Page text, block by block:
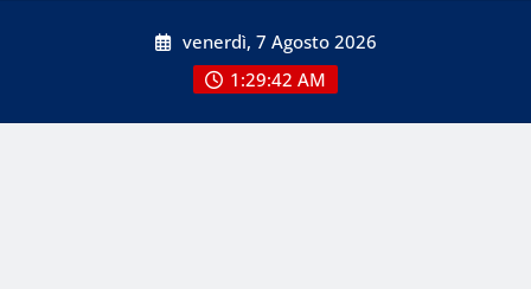
venerdì, 7 Agosto 2026
1:29:42 AM